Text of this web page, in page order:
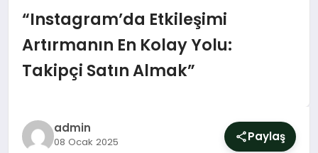
MAGAZIN
YAŞAM
“Instagram’da Etkileşimi
Artırmanın En Kolay Yolu:
Takipçi Satın Almak”
admin
08 Ocak 2025 Paylaş